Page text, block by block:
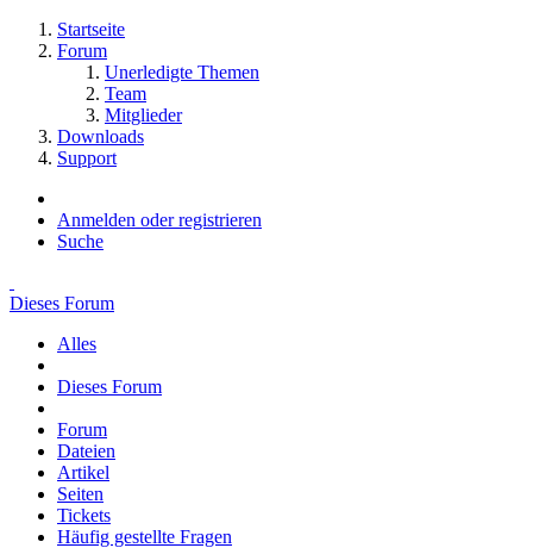
Startseite
Forum
Unerledigte Themen
Team
Mitglieder
Downloads
Support
Anmelden oder registrieren
Suche
Dieses Forum
Alles
Dieses Forum
Forum
Dateien
Artikel
Seiten
Tickets
Häufig gestellte Fragen